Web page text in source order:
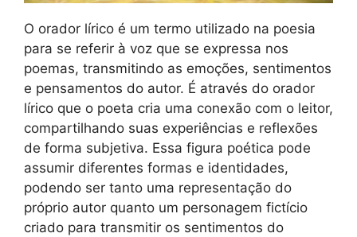
O orador lírico é um termo utilizado na poesia
para se referir à voz que se expressa nos
poemas, transmitindo as emoções, sentimentos
e pensamentos do autor. É através do orador
lírico que o poeta cria uma conexão com o leitor,
compartilhando suas experiências e reflexões
de forma subjetiva. Essa figura poética pode
assumir diferentes formas e identidades,
podendo ser tanto uma representação do
próprio autor quanto um personagem fictício
criado para transmitir os sentimentos do